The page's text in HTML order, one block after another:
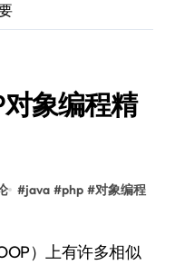
象编程精
#java #php #对象编程